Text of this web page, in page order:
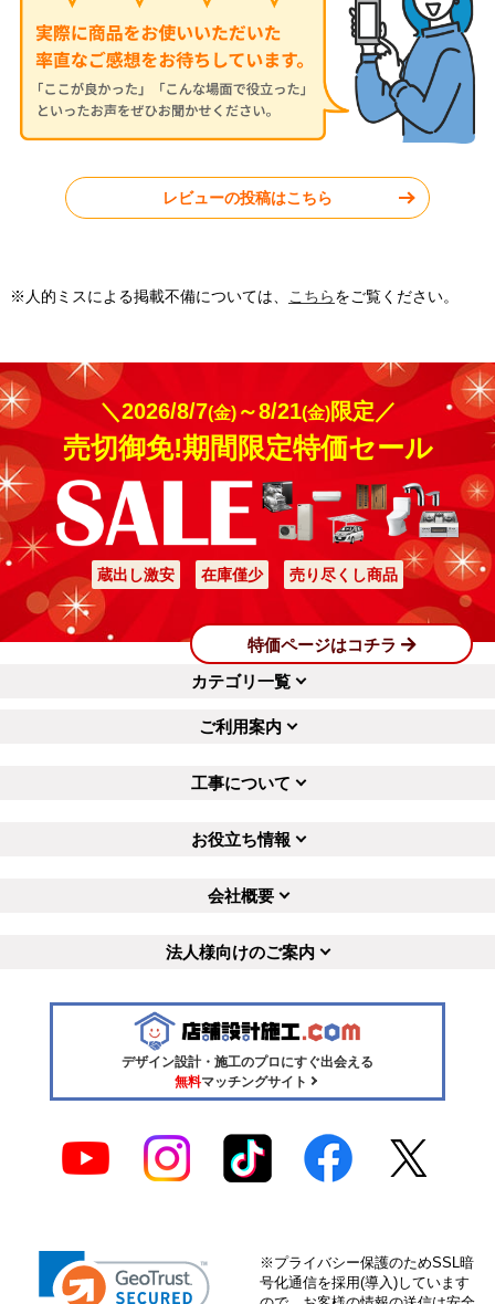
東京都武蔵野市 東京都練馬区
工事実績をもっと見る
レビューの投稿はこちら
※人的ミスによる掲載不備については、 こちらをご覧ください。
＼2026/8/7(金)～8/21(金)限定／
売切御免!期間限定特価セール
蔵出し激安 在庫僅少 売り尽くし商品
特価ページはコチラ
カテゴリ一覧
ご利用案内
工事について
お役立ち情報
会社概要
法人様向けのご案内
デザイン設計・施工のプロにすぐ出会える
無料マッチングサイト
※プライバシー保護のためSSL暗
号化通信を採用(導入)しています